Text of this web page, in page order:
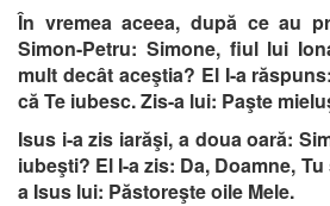
În vremea aceea, după ce au
Simon-Petru: Simone, fiul lui
mult decât aceştia? El I-a
că Te iubesc. Zis-a lui: Paşte
Isus i-a zis iarăşi, a doua oară:
iubeşti? El I-a zis: Da, Doamne,
a Isus lui: Păstoreşte oile Mele.